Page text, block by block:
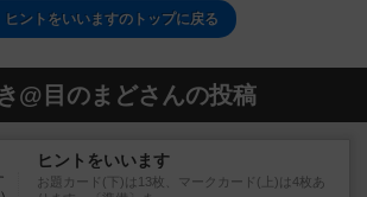
ヒントをいいますのトップに戻る
@目のまどさんの投稿
ヒントをいいます
お題カード(下)は13枚、マークカード(上)は4枚あ